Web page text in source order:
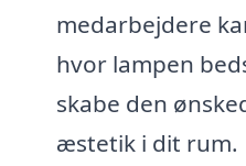
medarbejdere
hvor lampen
skabe den
æstetik i dit rum.